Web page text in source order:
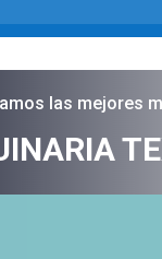
las mejores